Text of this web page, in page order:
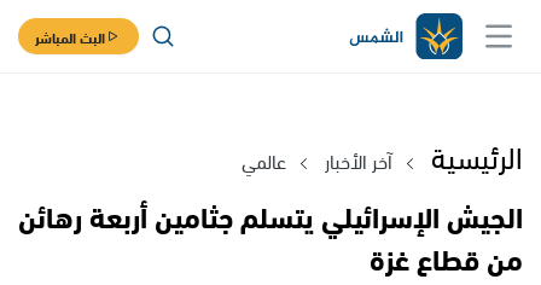
البث المباشر
الرئيسية آخر الأخبار عالمي
الجيش الإسرائيلي يتسلم جثامين أربعة رهائن
من قطاع غزة